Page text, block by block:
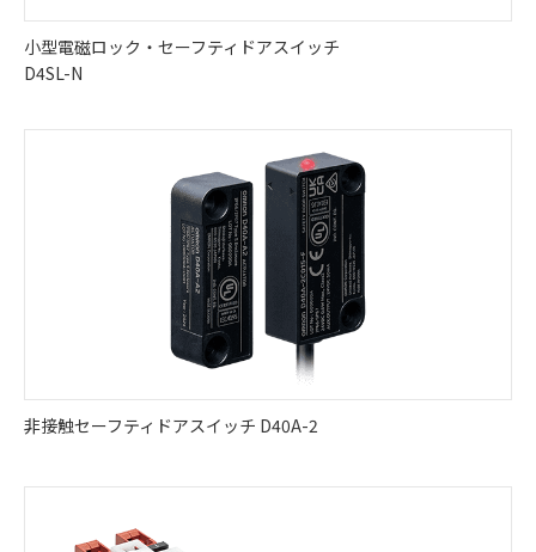
小型電磁ロック・セーフティドアスイッチ
D4SL-N
非接触セーフティドアスイッチ D40A-2